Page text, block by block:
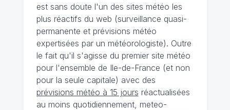
est sans doute l'un des sites météo les
plus réactifs du web (surveillance quasi-
permanente et prévisions météo
expertisées par un météorologiste). Outre
le fait qu'il s'agisse du premier site météo
pour l'ensemble de Ile-de-France (et non
pour la seule capitale) avec des
prévisions météo à 15 jours réactualisées
au moins quotidiennement, meteo-